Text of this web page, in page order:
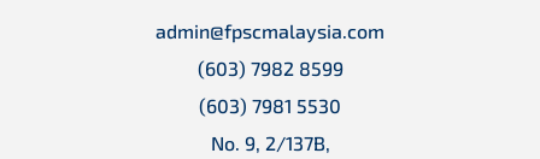
admin@fpscmalaysia.com
(603) 7982 8599
(603) 7981 5530
No. 9, 2/137B,